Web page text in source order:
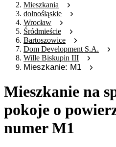
Mieszkania
dolnośląskie
Wrocław
Śródmieście
Bartoszowice
Dom Development S.A.
Wille Biskupin III
Mieszkanie: M1
Mieszkanie na
pokoje o
numer M1